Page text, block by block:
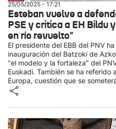
25/05/2025 - 17:21
Esteban vuelve a
PSE y critica a EH Bildu
en río revuelto"
El presidente del EBB del PNV
inauguración del Batzoki de
"el modelo y la fortaleza" del
Euskadi. También se ha referido
Europa, cuestión que se